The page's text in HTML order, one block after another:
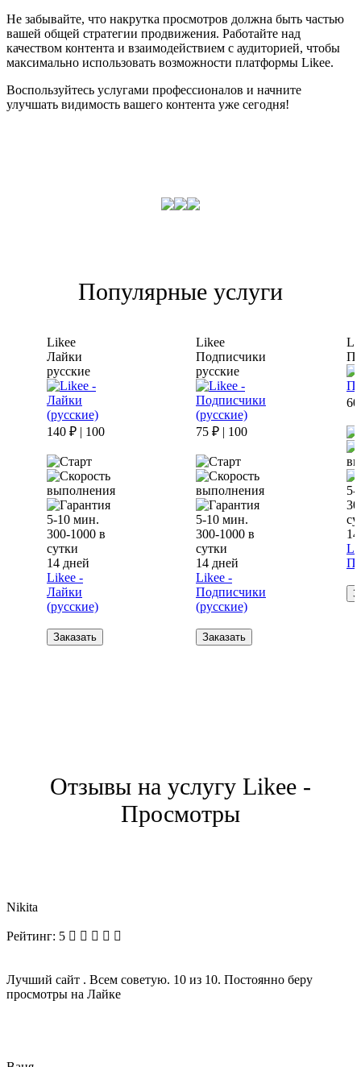
Не забывайте, что накрутка просмотров должна быть частью
вашей общей стратегии продвижения. Работайте над
качеством контента и взаимодействием с аудиторией, чтобы
максимально использовать возможности платформы Likee.
Воспользуйтесь услугами профессионалов и начните
улучшать видимость вашего контента уже сегодня!
Популярные услуги
Likee
Лайки
русские
140 ₽ | 100
5-10 мин.
300-1000 в
сутки
14 дней
Likee -
Лайки
(русские)
Заказать
Likee
Подписчики
русские
75 ₽ | 100
5-10 мин.
300-1000 в
сутки
14 дней
Likee -
Подписчики
(русские)
Заказать
5-
Отзывы на услугу Likee -
Просмотры
Nikita
Рейтинг: 5
Лучший сайт . Всем советую. 10 из 10. Постоянно беру
просмотры на Лайке